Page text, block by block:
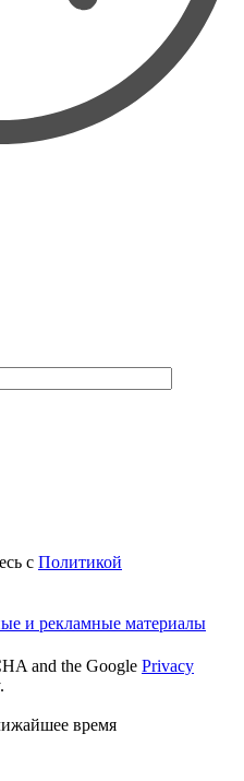
с Политикой
и рекламные материалы
and the Google Privacy
время